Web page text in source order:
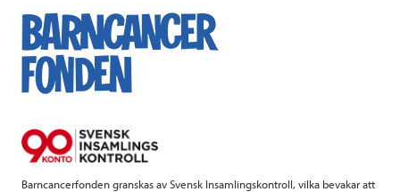
e
b
k
t
t
k
e
Barncancerfonden granskas av Svensk Insamlingskontroll, vilka bevakar att